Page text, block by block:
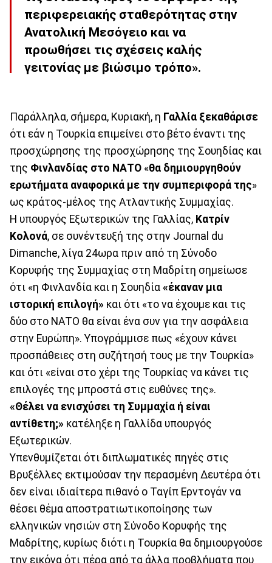
περιφερειακής σταθερότητας στην
Ανατολική Μεσόγειο και να
προωθήσει τις σχέσεις καλής
γειτονίας με βιώσιμο τρόπο».
Παράλληλα, σήμερα, Κυριακή, η Γαλλία ξεκαθάρισε
ότι εάν η Τουρκία επιμείνει στο βέτο έναντι της
προσχώρησης της προσχώρησης της Σουηδίας και
της Φινλανδίας στο ΝΑΤΟ «θα δημιουργηθούν
ερωτήματα αναφορικά με την συμπεριφορά της»
ως κράτος-μέλος της Ατλαντικής Συμμαχίας.
Η υπουργός Εξωτερικών της Γαλλίας, Κατρίν
Κολονά, σε συνέντευξή της στην Journal du
Dimanche, λίγα 24ωρα πριν από τη Σύνοδο
Κορυφής της Συμμαχίας στη Μαδρίτη σημείωσε
ότι «η Φινλανδία και η Σουηδία «έκαναν μια
ιστορική επιλογή» και ότι «το να έχουμε και τις
δύο στο ΝΑΤΟ θα είναι ένα συν για την ασφάλεια
στην Ευρώπη». Υπογράμμισε πως «έχουν κάνει
προσπάθειες στη συζήτησή τους με την Τουρκία»
και ότι «είναι στο χέρι της Τουρκίας να κάνει τις
επιλογές της μπροστά στις ευθύνες της».
«Θέλει να ενισχύσει τη Συμμαχία ή είναι
αντίθετη;» κατέληξε η Γαλλίδα υπουργός
Εξωτερικών.
Υπενθυμίζεται ότι διπλωματικές πηγές στις
Βρυξέλλες εκτιμούσαν την περασμένη Δευτέρα ότι
δεν είναι ιδιαίτερα πιθανό ο Ταγίπ Ερντογάν να
θέσει θέμα αποστρατιωτικοποίησης των
ελληνικών νησιών στη Σύνοδο Κορυφής της
Μαδρίτης, κυρίως διότι η Τουρκία θα δημιουργούσε
την εικόνα ότι πέρα από τα άλλα προβλήματα που